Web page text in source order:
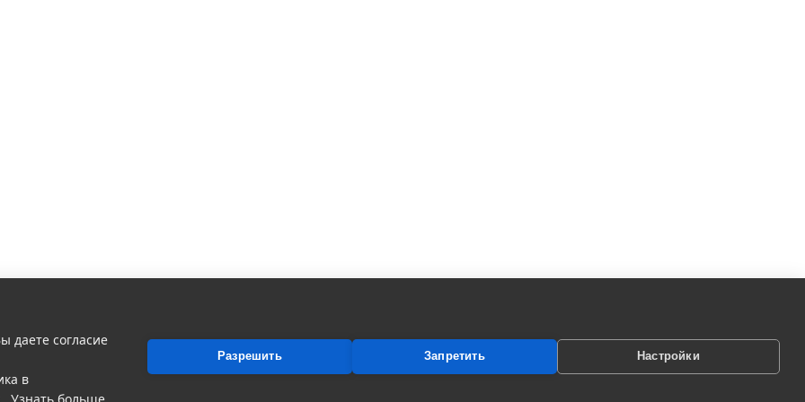
Все права защищены.
даете согласие
в
Разрешить Запретить Настройки